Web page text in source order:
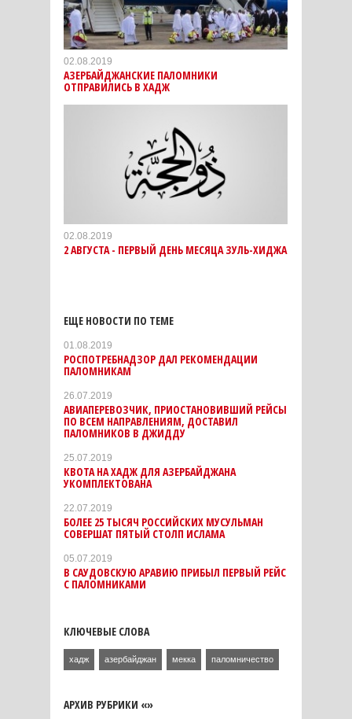
02.08.2019
АЗЕРБАЙДЖАНСКИЕ ПАЛОМНИКИ
ОТПРАВИЛИСЬ В ХАДЖ
02.08.2019
2 АВГУСТА - ПЕРВЫЙ ДЕНЬ МЕСЯЦА ЗУЛЬ-ХИДЖА
ЕЩЕ НОВОСТИ ПО ТЕМЕ
01.08.2019
РОСПОТРЕБНАДЗОР ДАЛ РЕКОМЕНДАЦИИ
ПАЛОМНИКАМ
26.07.2019
АВИАПЕРЕВОЗЧИК, ПРИОСТАНОВИВШИЙ РЕЙСЫ
ПО ВСЕМ НАПРАВЛЕНИЯМ, ДОСТАВИЛ
ПАЛОМНИКОВ В ДЖИДДУ
25.07.2019
КВОТА НА ХАДЖ ДЛЯ АЗЕРБАЙДЖАНА
УКОМПЛЕКТОВАНА
22.07.2019
БОЛЕЕ 25 ТЫСЯЧ РОССИЙСКИХ МУСУЛЬМАН
СОВЕРШАТ ПЯТЫЙ СТОЛП ИСЛАМА
05.07.2019
В САУДОВСКУЮ АРАВИЮ ПРИБЫЛ ПЕРВЫЙ РЕЙС
С ПАЛОМНИКАМИ
КЛЮЧЕВЫЕ СЛОВА
хадж азербайджан мекка паломничество
АРХИВ РУБРИКИ «»